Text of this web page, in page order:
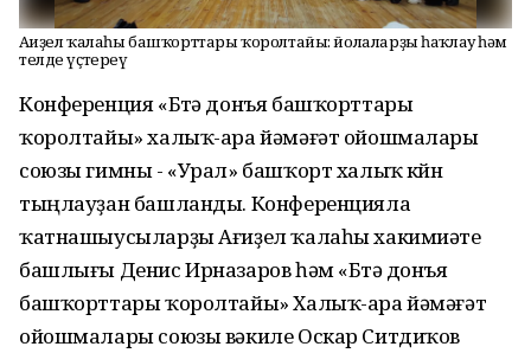
Ағиҙел ҡалаһы башҡорттары ҡоролтайы: йолаларҙы һаҡлау һәм
телде үҫтереү
Конференция «Бөтә донъя башҡорттары
ҡоролтайы» халыҡ-ара йәмәғәт ойошмалары
союзы гимны - «Урал» башҡорт халыҡ көйөн
тыңлауҙан башланды. Конференцияла
ҡатнашыусыларҙы Ағиҙел ҡалаһы хакимиәте
башлығы Денис Ирназаров һәм «Бөтә донъя
башҡорттары ҡоролтайы» Халыҡ-ара йәмәғәт
ойошмалары союзы вәкиле Оскар Ситдиҡов